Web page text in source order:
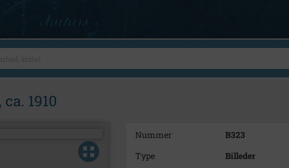
1910
Nummer
B323
Type
Billeder